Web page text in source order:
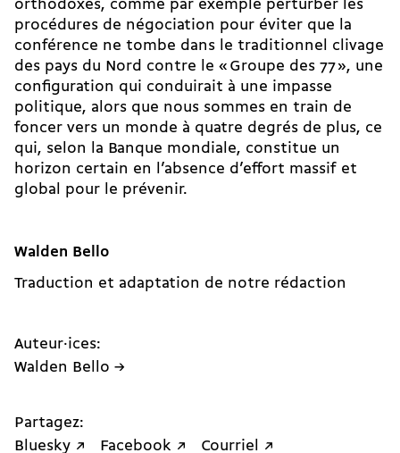
orthodoxes, comme par exemple perturber les
procédures de négociation pour éviter que la
conférence ne tombe dans le traditionnel clivage
des pays du Nord contre le « Groupe des 77 », une
configuration qui conduirait à une impasse
politique, alors que nous sommes en train de
foncer vers un monde à quatre degrés de plus, ce
qui, selon la Banque mondiale, constitue un
horizon certain en l’absence d’effort massif et
global pour le prévenir.
Walden Bello
Traduction et adaptation de notre rédaction
Auteur·ices:
Walden Bello →
Partagez:
Bluesky ↗
Facebook ↗ Courriel ↗